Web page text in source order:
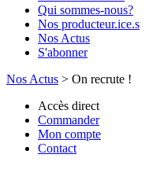
Qui sommes-nous?
Nos producteur.ice.s
Nos Actus
S'abonner
Nos Actus > On recrute !
Accès direct
Commander
Mon compte
Contact